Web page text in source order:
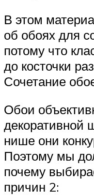
В этом
об обоях для
потому что
до косточки
Сочетание
Обои
декоративной
нише они
Поэтому мы
почему
причин 2: